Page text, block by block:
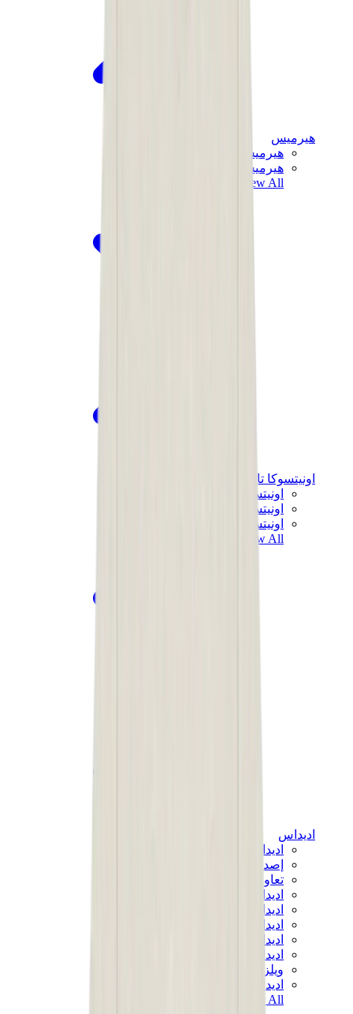
هيرميس
هيرميس شيبر
هيرميس باونسينج
View All
اونيتسوكا تايغر
اونيتسوكا تايغر مكسيكو 66 سابو
اونيتسوكا تايغر مكسيكو 66
اونيتسوكا تايغر توكوتن
View All
اديداس
اديداس الأكثر مبيعاً
إصدارات اديداس الجديدة
تعاونات اديداس
اديداس كامبوس
اديداس سامبا
اديداس سبيزيال
اديداس غزال
اديداس فوروم لو
ويلز بونر
اديداس اوريجينالز
View All